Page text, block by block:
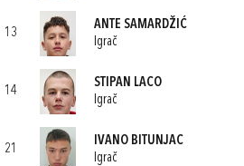
13
ANTE SAMARDŽIĆ
Igrač
14
STIPAN LACO
Igrač
21
IVANO BITUNJAC
Igrač